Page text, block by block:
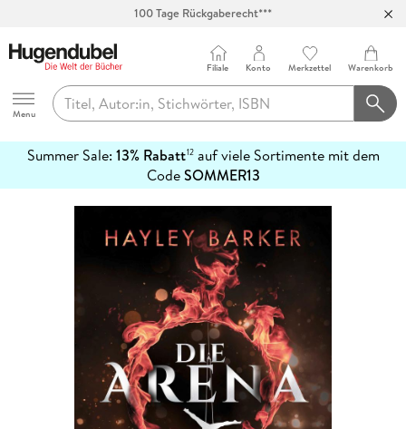
100 Tage Rückgaberecht***
Hugendubel
Menu
Filiale Konto Merkzettel Warenkorb
Summer Sale: 13% Rabatt12auf viele Sortimente mit dem
CodeSOMMER13
erfahren